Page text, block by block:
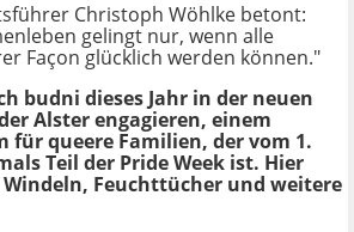
Christoph Wöhlke betont:
gelingt nur, wenn alle
Façon glücklich werden können."
budni dieses Jahr in der neuen
Alster engagieren, einem
für queere Familien, der vom 1.
Teil der Pride Week ist. Hier
Feuchttücher und weitere